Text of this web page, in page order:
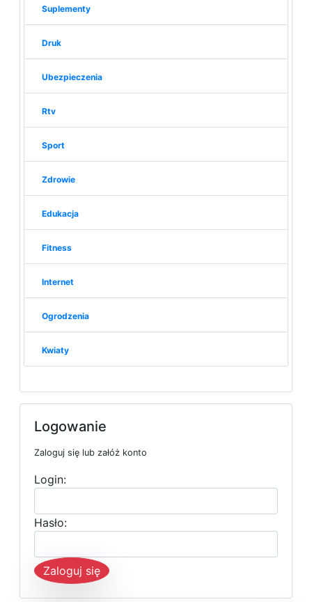
Suplementy
Druk
Ubezpieczenia
Rtv
Sport
Zdrowie
Edukacja
Fitness
Internet
Ogrodzenia
Kwiaty
Logowanie
Zaloguj się lub załóż konto
Login:
Hasło:
Zaloguj się